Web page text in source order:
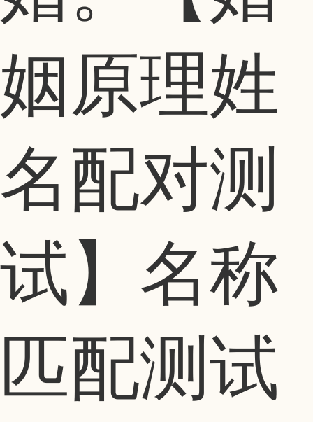
姻原理姓
名配对测
试】名称
匹配测试